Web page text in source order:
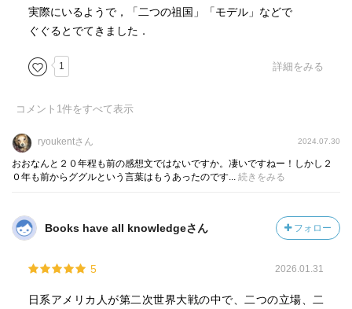
実際にいるようで，「二つの祖国」「モデル」などで
ぐぐるとでてきました．
1 詳細をみる
コメント 1件をすべて表示
ryoukentさん 2024.07.30
おおなんと２０年程も前の感想文ではないですか。凄いですねー！しかし２
０年も前からググルという言葉はもうあったのです... 続きをみる
Books have all knowledgeさん フォロー
5 2026.01.31
日系アメリカ人が第二次世界大戦の中で、二つの立場、二